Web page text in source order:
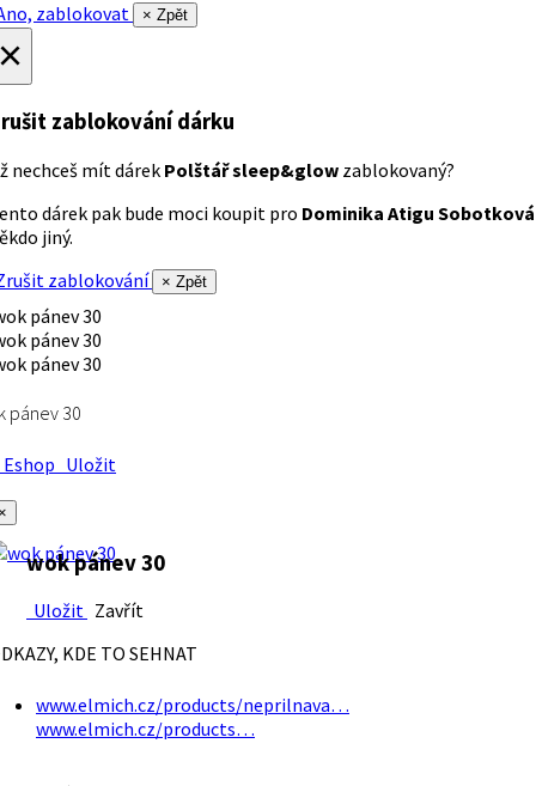
zablokovat
× Zpět
zablokování dárku
nechceš mít dárek Polštář sleep&glow zablokovaný?
dárek pak bude moci koupit pro Dominika Atigu Sobotková
jiný.
zablokování
× Zpět
pánev 30
Uložit
wok pánev 30
Uložit Zavřít
KDE TO SEHNAT
www.elmich.cz/products/neprilnava…
www.elmich.cz/products…